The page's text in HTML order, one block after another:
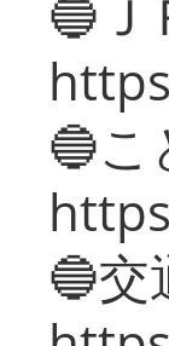
🔵Ｊ
🔵こ
🔵交